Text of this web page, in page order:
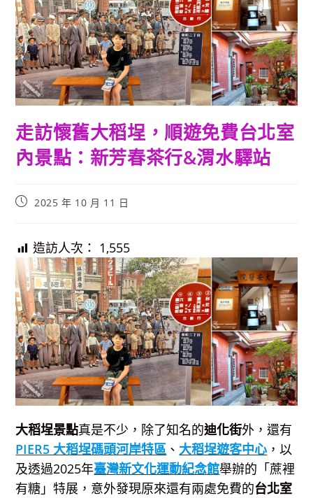
走訪懷舊大稻埕，順遊免費台北室
內景點：新芳春茶行&渭水驛站
Post2025 年 10 月 11 日
造訪人次： 1,555
大稻埕景點真是不少，除了知名的迪化街外，還有
PIER5 大稻埕碼頭河岸特區 、 大稻埕遊客中心 ，以
及透過2025年臺灣新文化運動紀念館舉辦的「蔗裡
有糖」特展，意外發現原來還有兩處免費的台北室